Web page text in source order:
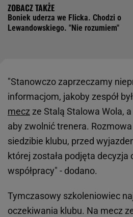
Boniek uderza we Flicka. Chodzi o
Lewandowskiego. "Nie rozumiem"
"Stanowczo zaprzeczamy
informacjom, jakoby zespół
mecz ze Stalą Stalowa Wola,
aby zwolnić trenera. Rozmowa
siedzibie klubu, przed
której została podjęta decyzja
współpracy" - dodano.
Tymczasowy szkoleniowiec
oczekiwania klubu. Na mecz